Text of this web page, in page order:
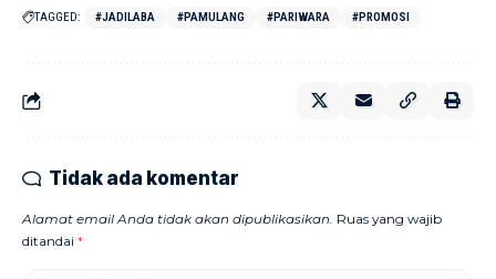
TAGGED: #JADILABA #PAMULANG #PARIWARA #PROMOSI
Tidak ada komentar
Alamat email Anda tidak akan dipublikasikan. Ruas yang wajib
ditandai *